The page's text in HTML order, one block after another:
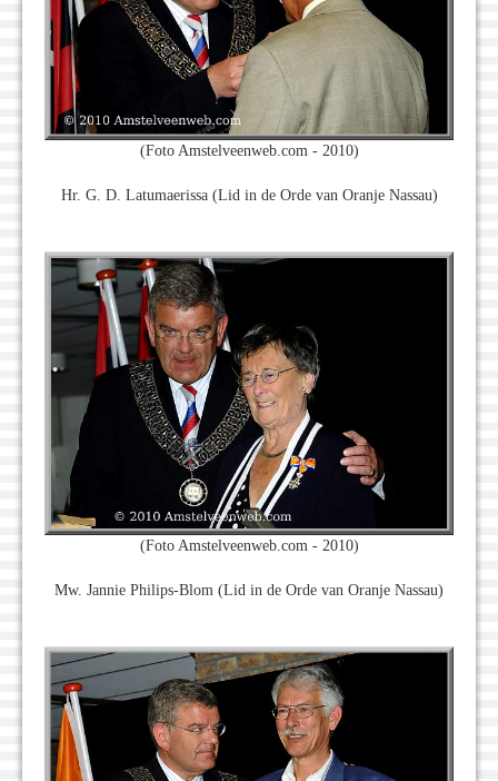
(Foto Amstelveenweb.com - 2010)
Hr. G. D. Latumaerissa (Lid in de Orde van Oranje Nassau)
(Foto Amstelveenweb.com - 2010)
Mw. Jannie Philips-Blom (Lid in de Orde van Oranje Nassau)